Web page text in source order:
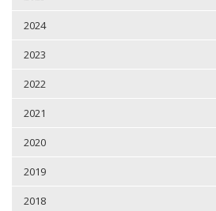
2024
2023
2022
2021
2020
2019
2018